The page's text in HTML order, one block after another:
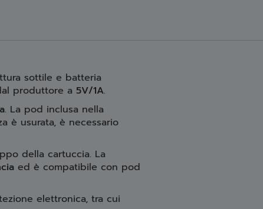
sottile e batteria
produttore a 5V/1A.
. La pod inclusa nella
è usurata, è necessario
della cartuccia. La
ed è compatibile con pod
elettronica, tra cui